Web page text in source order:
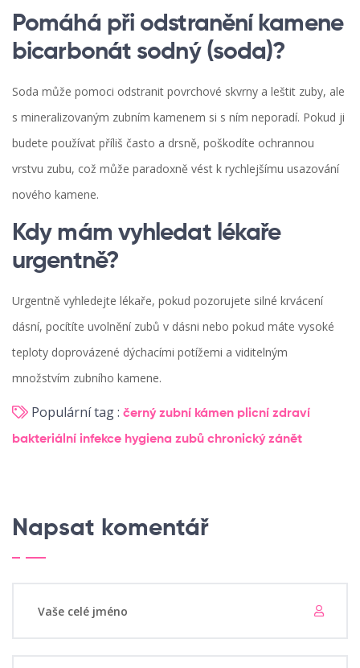
Pomáhá při odstranění kamene
bicarbonát sodný (soda)?
Soda může pomoci odstranit povrchové skvrny a leštit zuby, ale
s mineralizovaným zubním kamenem si s ním neporadí. Pokud ji
budete používat příliš často a drsně, poškodíte ochrannou
vrstvu zubu, což může paradoxně vést k rychlejšímu usazování
nového kamene.
Kdy mám vyhledat lékaře
urgentně?
Urgentně vyhledejte lékaře, pokud pozorujete silné krvácení
dásní, pocítíte uvolnění zubů v dásni nebo pokud máte vysoké
teploty doprovázené dýchacími potížemi a viditelným
množstvím zubního kamene.
Populární tag : černý zubní kámen plicní zdraví
bakteriální infekce hygiena zubů chronický zánět
Napsat komentář